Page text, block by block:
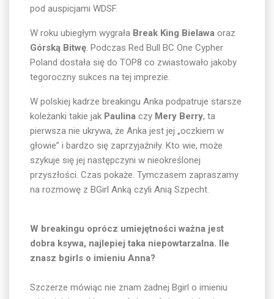
pod auspicjami WDSF.
W roku ubiegłym wygrała Break King Bielawa oraz
Górską Bitwę . Podczas Red Bull BC One Cypher
Poland dostała się do TOP8 co zwiastowało jakoby
tegoroczny sukces na tej imprezie.
W polskiej kadrze breakingu Anka podpatruje starsze
koleżanki takie jak Paulina czy Mery Berry, ta
pierwsza nie ukrywa, że Anka jest jej „oczkiem w
głowie” i bardzo się zaprzyjaźniły. Kto wie, może
szykuje się jej następczyni w nieokreślonej
przyszłości. Czas pokaże. Tymczasem zapraszamy
na rozmowę z BGirl Anką czyli Anią Szpecht.
W breakingu oprócz umiejętności ważna jest
dobra ksywa, najlepiej taka niepowtarzalna. Ile
znasz bgirls o imieniu Anna?
Szczerze mówiąc nie znam żadnej Bgirl o imieniu